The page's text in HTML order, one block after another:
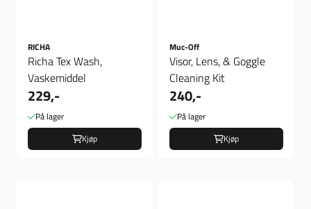
RICHA
Richa Tex Wash,
Vaskemiddel
229,-
På lager
Kjøp
Muc-Off
Visor, Lens, & Goggle
Cleaning Kit
240,-
På lager
Kjøp